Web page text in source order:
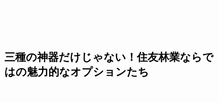
三種の神器だけじゃない！住友林業ならで
はの魅力的なオプションたち